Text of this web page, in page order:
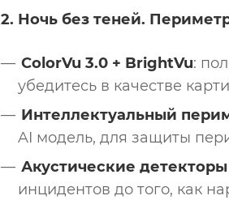
2. Ночь без теней.
ColorVu 3.0 + BrightVu:
убедитесь в качестве
Интеллектуальный
AI модель, для защиты
Акустические
инцидентов до того, как